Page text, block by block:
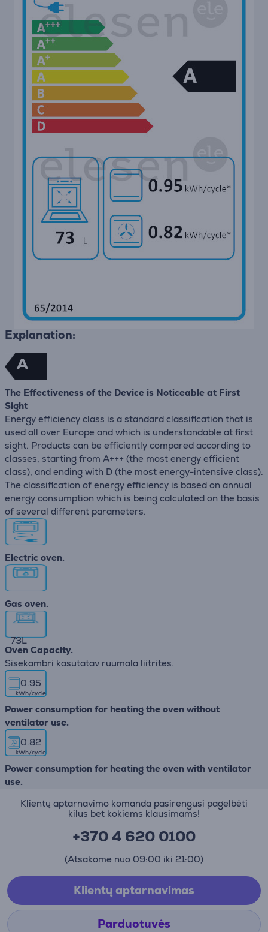
Explanation:
A
The Effectiveness of the Device is Noticeable at First
Sight
Energy efficiency class is a standard classification that is
used all over Europe and which is understandable at first
sight. Products can be efficiently compared according to
classes, starting from A+++ (the most energy efficient
class), and ending with D (the most energy-intensive class).
The classification of energy efficiency is based on annual
energy consumption which is being calculated on the basis
of several different parameters.
Electric oven.
Gas oven.
73L
Oven Capacity.
Sisekambri kasutatav ruumala liitrites.
0.95
kWh/cycle
Power consumption for heating the oven without
ventilator use.
0.82
kWh/cycle
Power consumption for heating the oven with ventilator
use.
Klientų aptarnavimo komanda pasirengusi pagelbėti
kilus bet kokiems klausimams!
+370 4 620 0100
(Atsakome nuo 09:00 iki 21:00)
Klientų aptarnavimas
Parduotuvės